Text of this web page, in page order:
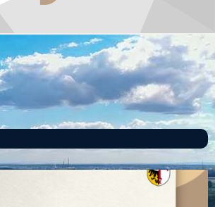
mieszkańców Gminy Czernica!